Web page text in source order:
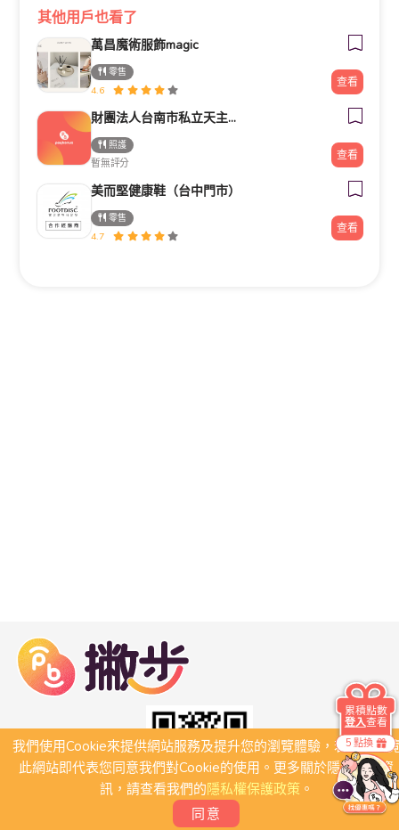
其他用戶也看了
萬昌魔術服飾magic
零售
4.6
查看
財團法人台南市私立天主教瑞復益智中心
照護
暫無評分
查看
美而堅健康鞋（台中門市）
零售
4.7
查看
我們使用Cookie來提供網站服務及提升您的瀏覽體驗，若繼續瀏
此網站即代表您同意我們對Cookie的使用。更多關於隱私保護資
訊，請查看我們的隱私權保護政策。
同意
5 點換
累積點數
登入查看